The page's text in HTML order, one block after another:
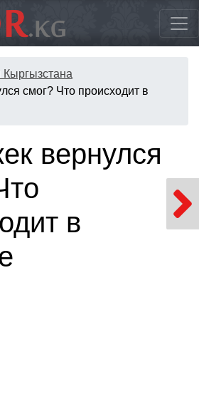
Кыргызстана
смог? Что происходит в
вернулся
в